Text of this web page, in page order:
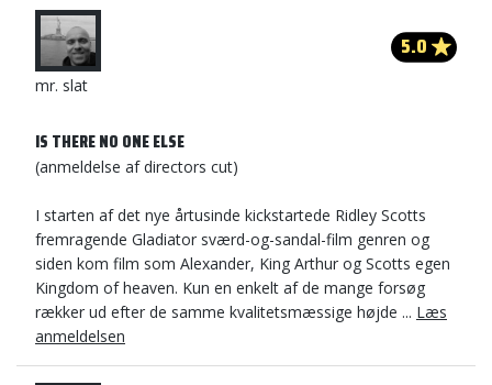
mr. slat
5.0
IS THERE NO ONE ELSE
(anmeldelse af directors cut)
I starten af det nye årtusinde kickstartede Ridley Scotts
fremragende Gladiator sværd-og-sandal-film genren og
siden kom film som Alexander, King Arthur og Scotts egen
Kingdom of heaven. Kun en enkelt af de mange forsøg
rækker ud efter de samme kvalitetsmæssige højde ... Læs
anmeldelsen